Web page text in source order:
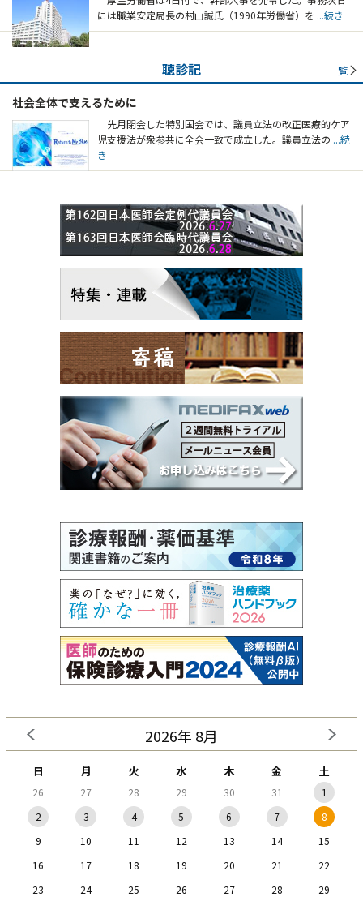
には職業安定局長の村山誠氏（1990年労働省）を ...続き
聴診記 一覧
社会全体で支えるために
先月閉会した特別国会では、議員立法の改正医療的ケア
児支援法が衆参共に全会一致で成立した。議員立法の ...続
き
2026年 8月
日 月 火 水 木 金 土
26 27 28 29 30 31
1
2
3 4 5 6 7
8
9
10 11 12 13 14
15
16
17 18 19 20 21
22
23
24 25 26 27 28
29